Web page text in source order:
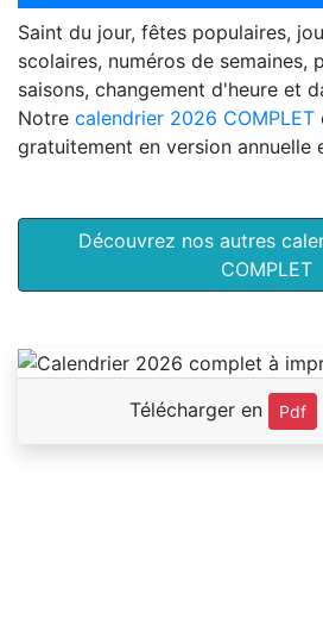
Saint du jour, fêtes populaires,
scolaires, numéros de semaines,
saisons, changement d'heure et
Notre calendrier 2026 COMPLET
gratuitement en version annuelle
Découvrez nos autres
COMPLET
Télécharger en Pdf